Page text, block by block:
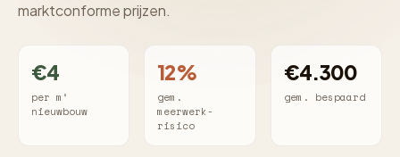
marktconforme prijzen.
€4
per m²
nieuwbouw
12%
gem.
meerwerk-
risico
€4.300
gem. bespaard